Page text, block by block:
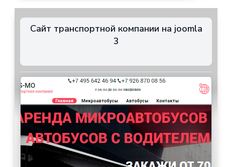
Сайт транспортной компании на joomla
3